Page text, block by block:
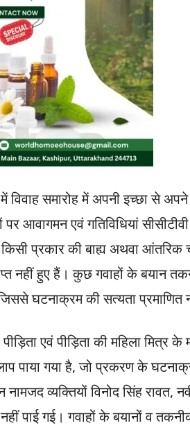
विवाह समारोह में अपनी इच्छा से
पर आवागमन एवं गतिविधियां
प्रकार की बाह्य अथवा आंतरिक
नहीं हुए हैं। कुछ गवाहों के बयान
घटनाक्रम की सत्यता प्रमाणित
एवं पीड़िता की महिला मित्र के
पाया गया है, जो प्रकरण के
व्यक्तियों विनोद सिंह रावत,
पाई गई। गवाहों के बयानों व